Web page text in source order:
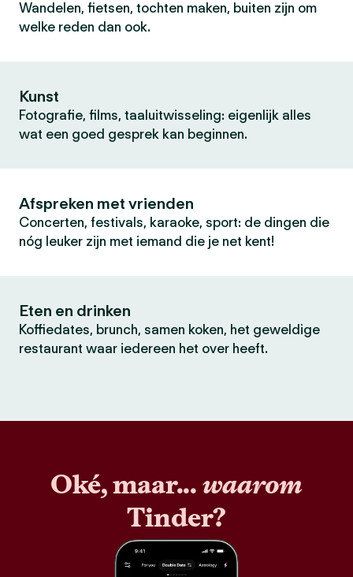
Wandelen, fietsen, tochten maken, buiten zijn om
welke reden dan ook.
Kunst
Fotografie, films, taaluitwisseling: eigenlijk alles
wat een goed gesprek kan beginnen.
Afspreken met vrienden
Concerten, festivals, karaoke, sport: de dingen die
nóg leuker zijn met iemand die je net kent!
Eten en drinken
Koffiedates, brunch, samen koken, het geweldige
restaurant waar iedereen het over heeft.
Oké, maar...waarom
Tinder?